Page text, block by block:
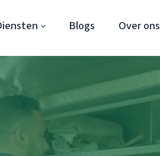
Blogs Over ons